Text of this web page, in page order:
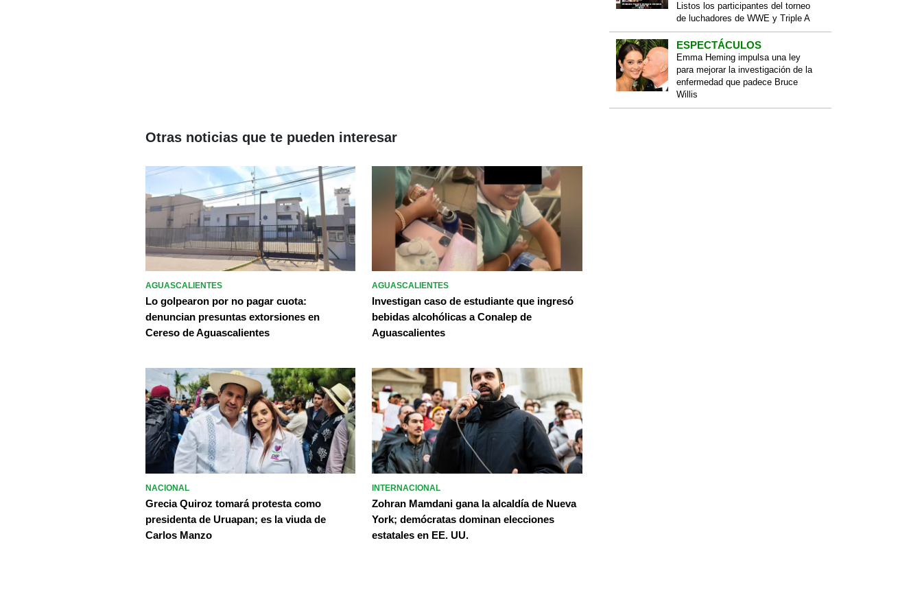
Listos los participantes del torneo
de luchadores de WWE y Triple A
ESPECTÁCULOS
Emma Heming impulsa una ley
para mejorar la investigación de la
enfermedad que padece Bruce
Willis
Otras noticias que te pueden interesar
AGUASCALIENTES
Lo golpearon por no pagar cuota:
denuncian presuntas extorsiones en
Cereso de Aguascalientes
AGUASCALIENTES
Investigan caso de estudiante que ingresó
bebidas alcohólicas a Conalep de
Aguascalientes
NACIONAL
Grecia Quiroz tomará protesta como
presidenta de Uruapan; es la viuda de
Carlos Manzo
INTERNACIONAL
Zohran Mamdani gana la alcaldía de Nueva
York; demócratas dominan elecciones
estatales en EE. UU.